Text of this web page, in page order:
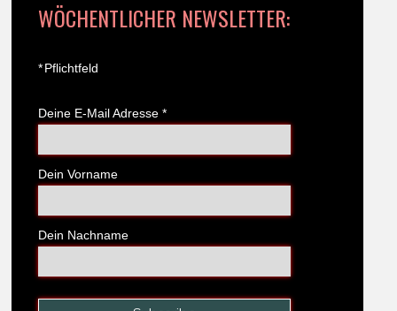
WÖCHENTLICHER NEWSLETTER:
*Pflichtfeld
Deine E-Mail Adresse *
Dein Vorname
Dein Nachname